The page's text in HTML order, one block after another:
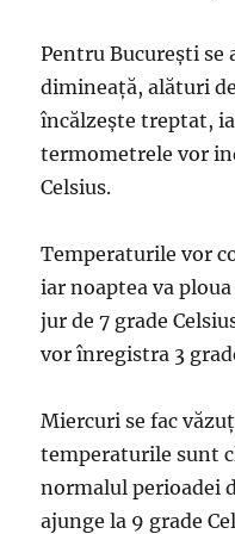
Pentru București se
dimineață, alături
încălzește treptat,
termometrele vor
Celsius.
Temperaturile vor
iar noaptea va
jur de 7 grade
vor înregistra 3
Miercuri se fac
temperaturile sunt
normalul perioadei
ajunge la 9 grade